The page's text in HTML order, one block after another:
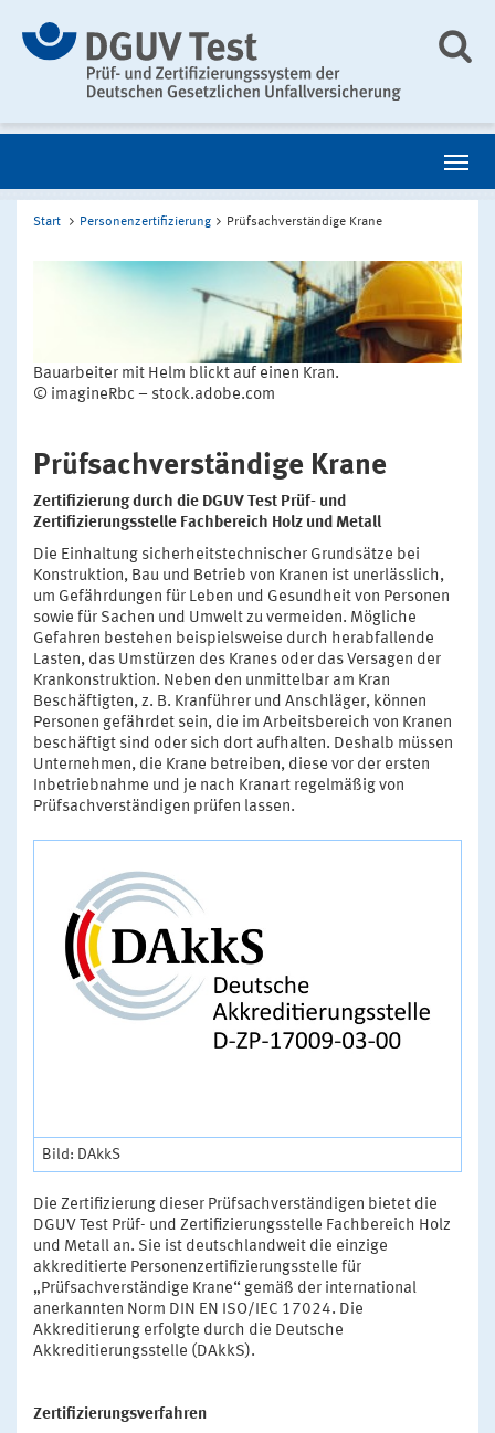
Start Personenzertifizierung Prüfsachverständige Krane
Bauarbeiter mit Helm blickt auf einen Kran.
© imagineRbc – stock.adobe.com
Prüfsachverständige Krane
Zertifizierung durch die DGUV Test Prüf- und
Zertifizierungsstelle Fachbereich Holz und Metall
Die Einhaltung sicherheitstechnischer Grundsätze bei
Konstruktion, Bau und Betrieb von Kranen ist unerlässlich,
um Gefährdungen für Leben und Gesundheit von Personen
sowie für Sachen und Umwelt zu vermeiden. Mögliche
Gefahren bestehen beispielsweise durch herabfallende
Lasten, das Umstürzen des Kranes oder das Versagen der
Krankonstruktion. Neben den unmittelbar am Kran
Beschäftigten, z. B. Kranführer und Anschläger, können
Personen gefährdet sein, die im Arbeitsbereich von Kranen
beschäftigt sind oder sich dort aufhalten. Deshalb müssen
Unternehmen, die Krane betreiben, diese vor der ersten
Inbetriebnahme und je nach Kranart regelmäßig von
Prüfsachverständigen prüfen lassen.
Bild: DAkkS
Die Zertifizierung dieser Prüfsachverständigen bietet die
DGUV Test Prüf- und Zertifizierungsstelle Fachbereich Holz
und Metall an. Sie ist deutschlandweit die einzige
akkreditierte Personenzertifizierungsstelle für
„Prüfsachverständige Krane“ gemäß der international
anerkannten Norm DIN EN ISO/IEC 17024. Die
Akkreditierung erfolgte durch die Deutsche
Akkreditierungsstelle (DAkkS).
Zertifizierungsverfahren